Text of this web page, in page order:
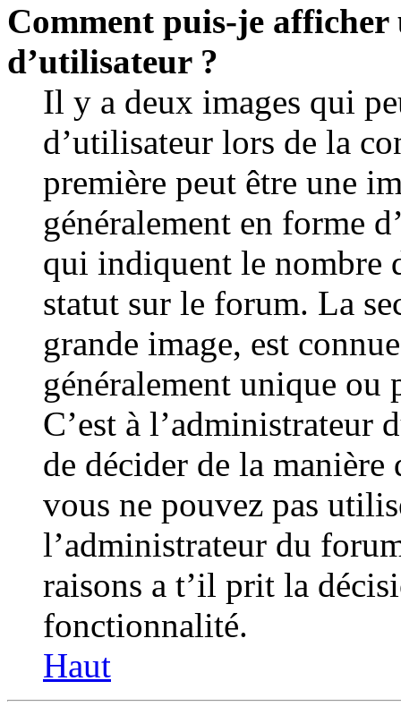
Comment puis-je afficher
d’utilisateur ?
Il y a deux images qui
d’utilisateur lors de la
première peut être une
généralement en forme
qui indiquent le nombre
statut sur le forum. La
grande image, est
généralement unique ou
C’est à l’administrateur
de décider de la
vous ne pouvez pas
l’administrateur du
raisons a t’il prit la
fonctionnalité.
Haut